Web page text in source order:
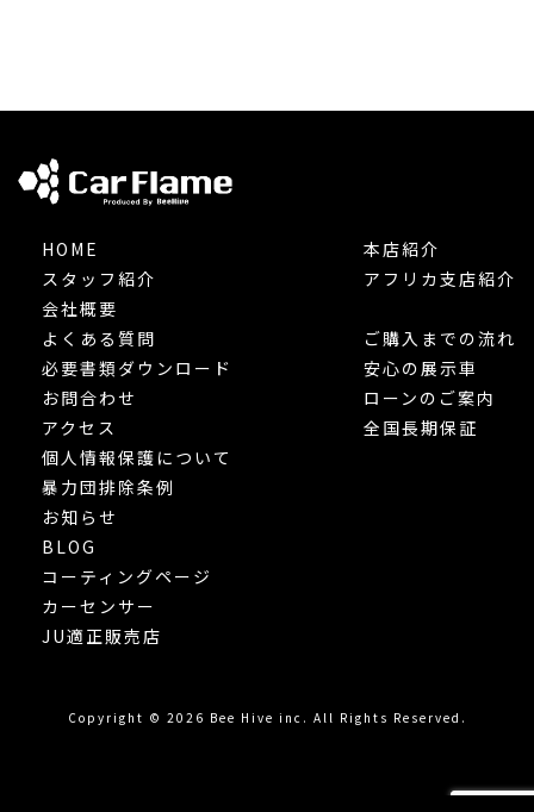
HOME
スタッフ紹介
会社概要
本店紹介
アフリカ支店紹介
よくある質問
必要書類ダウンロード
お問合わせ
アクセス
個人情報保護について
暴力団排除条例
お知らせ
BLOG
ご購入までの流れ
安心の展示車
ローンのご案内
全国長期保証
コーティングページ
カーセンサー
JU適正販売店
Copyright © 2026 Bee Hive inc. All Rights Reserved.